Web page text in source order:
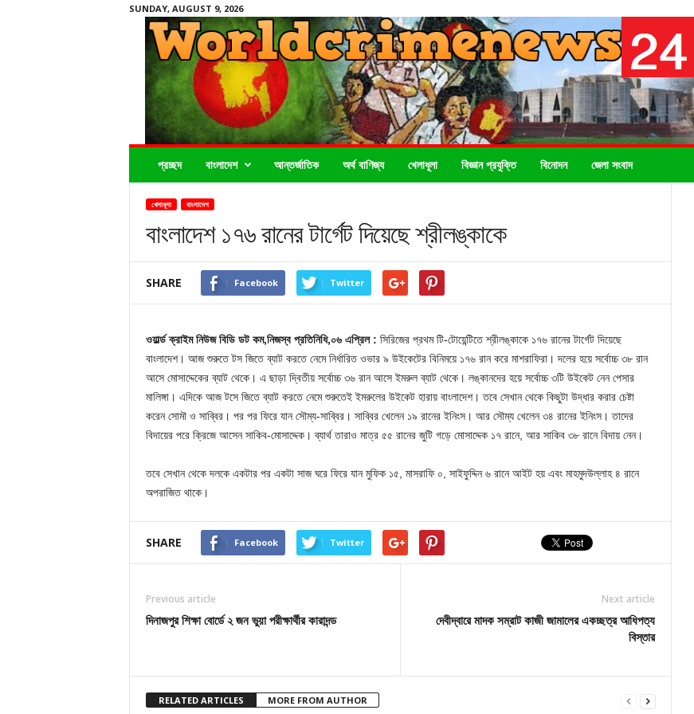
SUNDAY, AUGUST 9, 2026
প্রচ্ছদ বাংলাদেশ আন্তর্জাতিক অর্থ বাণিজ্য খেলাধূলা বিজ্ঞান প্রযুক্তি বিনোদন জেলা সংবাদ
খেলাধূলা বাংলাদেশ
বাংলাদেশ ১৭৬ রানের টার্গেট দিয়েছে শ্রীলঙ্কাকে
SHARE Facebook Twitter
ওয়ার্ল্ড ক্রাইম নিউজ বিডি ডট কম,নিজস্ব প্রতিনিধি,০৬ এপ্রিল : সিরিজের প্রথম টি-টোয়েন্টিতে শ্রীলঙ্কাকে ১৭৬ রানের টার্গেট দিয়েছে
বাংলাদেশ। আজ শুরুতে টস জিতে ব্যাট করতে নেমে নির্ধারিত ওভার ৯ উইকেটের বিনিময়ে ১৭৬ রান করে মাশরাফিরা। দলের হয়ে সর্বোচ্চ ৩৮ রান
আসে মোসাদ্দেকের ব্যাট থেকে। এ ছাড়া দ্বিতীয় সর্বোচ্চ ৩৬ রান আসে ইমরুল ব্যাট থেকে। লঙ্কানদের হয়ে সর্বোচ্চ ৩টি উইকেট নেন পেসার
মালিঙ্গা। এদিকে আজ টসে জিতে ব্যাট করতে নেমে শুরুতেই ইমরুলের উইকেট হারায় বাংলাদেশ। তবে সেখান থেকে কিছুটা উদ্ধার করার চেষ্টা
করেন সোমৗ ও সাব্বির। পর পর ফিরে যান সৌম্য-সাব্বির। সাব্বির খেলেন ১৯ রানের ইনিংস। আর সৌম্য খেলেন ৩৪ রানের ইনিংস। তাদের
বিদায়ের পরে ক্রিজে আসেন সাকিব-মোসাদ্দেক। ব্যার্থ তারাও মাত্র ৫৫ রানের জুটি গড়ে মোসাদ্দেক ১৭ রানে, আর সাকিব ৩৮ রানে বিদায় নেন।
তবে সেখান থেকে দলকে একটার পর একটা সাজ ঘরে ফিরে যান মুফিক ১৫, মাসরাফি ০, সাইফুদ্দিন ৬ রানে আইট হয় এবং মাহমুদউল্লাহ ৪ রানে
অপরাজিত থাকে।
SHARE Facebook Twitter
Previous article
দিনাজপুর শিক্ষা বোর্ডে ২ জন ভুয়া পরীক্ষার্থীর কারাদন্ড
Next article
দেবীদ্বারে মাদক সম্রাট কাজী জামালের একচ্ছত্র আধিপত্য
বিস্তার
RELATED ARTICLES MORE FROM AUTHOR